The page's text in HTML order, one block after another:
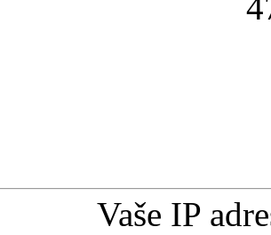
4
Vaše IP